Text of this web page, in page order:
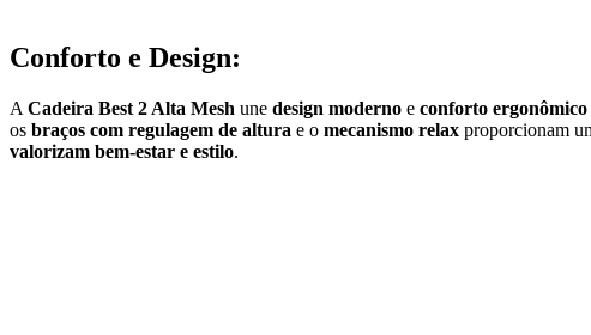
Conforto e Design:
A Cadeira Best 2 Alta Mesh une design moderno e conforto ergonômico
os braços com regulagem de altura e o mecanismo relax proporcionam
valorizam bem-estar e estilo.